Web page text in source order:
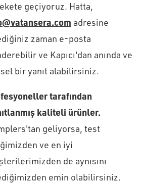
geçiyoruz. Hatta,
adresine
zaman e-posta
ve Kapıcı'dan anında ve
bir yanıt alabilirsiniz.
tarafından
kaliteli ürünler.
geliyorsa, test
ve en iyi
de aynısını
emin olabilirsiniz.